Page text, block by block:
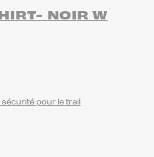
NOIR W
pour le trail